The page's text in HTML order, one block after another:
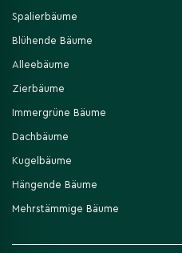
Spalierbäume
Blühende Bäume
Alleebäume
Zierbäume
Immergrüne Bäume
Dachbäume
Kugelbäume
Hängende Bäume
Mehrstämmige Bäume